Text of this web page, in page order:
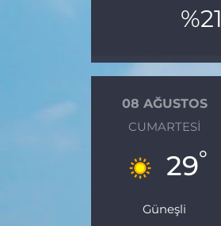
%21
08 AĞUSTOS
CUMARTESI
29°
Güneşli